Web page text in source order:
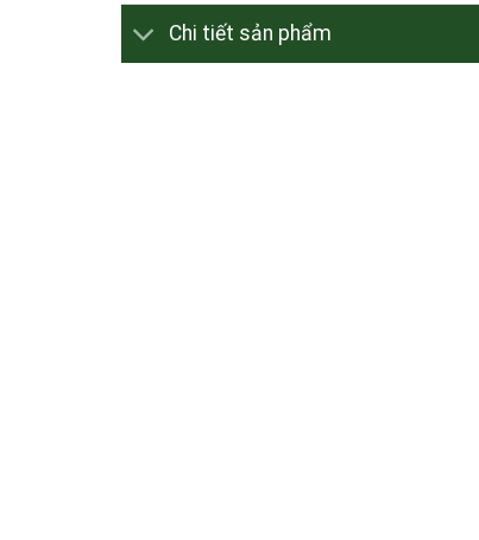
Chi tiết sản phẩm